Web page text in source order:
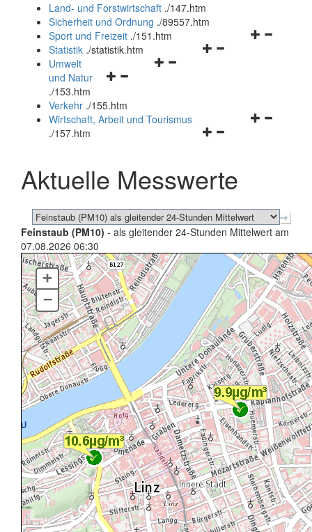
und
schließen
Land- und Forstwirtschaft ./147.htm
Sicherheit und Ordnung ./89557.htm
Navigationsmenü
Sport und Freizeit ./151.htm
Navigationsmenü
Statistik ./statistik.htm
Navigationsmenü
und
schließen
Umwelt
und Natur
./153.htm
Verkehr ./155.htm
Navigationsmenü
schließen
Wirtschaft, Arbeit und Tourismus
./157.htm
Aktuelle Messwerte
Feinstaub (PM10) - als gleitender 24-Stunden Mittelwert am
07.08.2026 06:30
+
–